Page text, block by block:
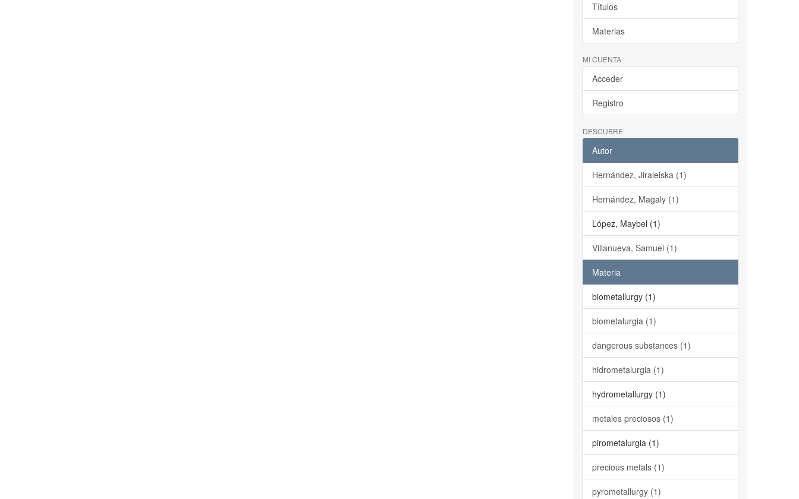
Títulos
Materias
MI CUENTA
Acceder
Registro
DESCUBRE
Autor
Hernández, Jiraleiska (1)
Hernández, Magaly (1)
López, Maybel (1)
Villanueva, Samuel (1)
Materia
biometallurgy (1)
biometalurgia (1)
dangerous substances (1)
hidrometalurgia (1)
hydrometallurgy (1)
metales preciosos (1)
pirometalurgia (1)
precious metals (1)
pyrometallurgy (1)